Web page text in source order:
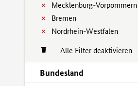
Mecklenburg-Vorpommern
Bremen
Nordrhein-Westfalen
Alle Filter deaktivieren
Bundesland